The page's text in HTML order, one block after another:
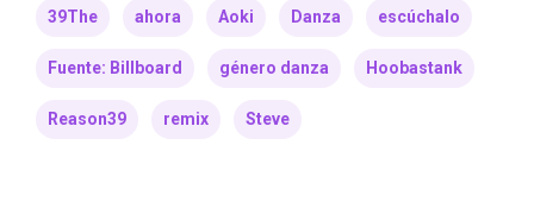
39The ahora Aoki Danza escúchalo
Fuente: Billboard género danza Hoobastank
Reason39 remix Steve